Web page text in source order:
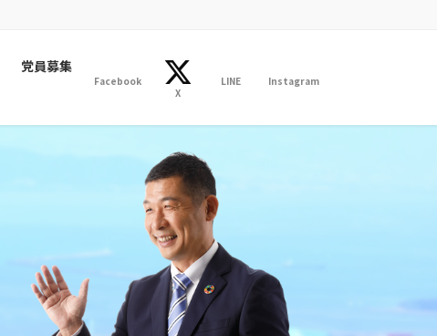
党員募集
Facebook
X
LINE Instagram